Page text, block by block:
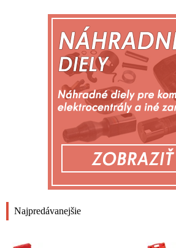
Najpredávanejšie